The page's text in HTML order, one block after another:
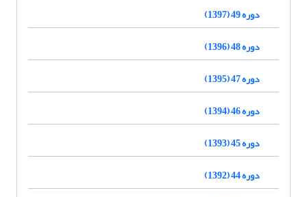
دوره 49 (1397)
دوره 48 (1396)
دوره 47 (1395)
دوره 46 (1394)
دوره 45 (1393)
دوره 44 (1392)